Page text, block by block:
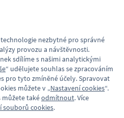
Samolepky s
dopravními motivy (25
ks, 2 archy)
nezbytné pro správné
provozu a návštěvnosti.
sdílíme s našimi analytickými
“ udělujete souhlas se zpracováním
pro tyto zmíněné účely. Spravovat
můžete v „Nastavení cookies“.
takéodmítnout. Více
souborů cookies.